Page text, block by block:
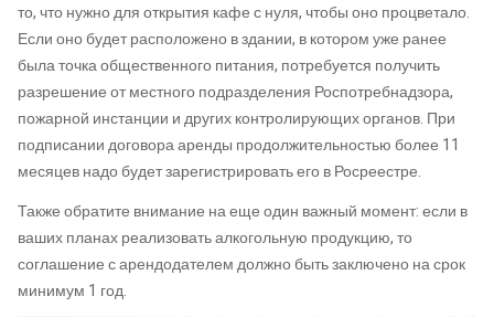
то, что нужно для открытия кафе с нуля, чтобы оно процветало.
Если оно будет расположено в здании, в котором уже ранее
была точка общественного питания, потребуется получить
разрешение от местного подразделения Роспотребнадзора,
пожарной инстанции и других контролирующих органов. При
подписании договора аренды продолжительностью более 11
месяцев надо будет зарегистрировать его в Росреестре.
Также обратите внимание на еще один важный момент: если в
ваших планах реализовать алкогольную продукцию, то
соглашение с арендодателем должно быть заключено на срок
минимум 1 год.